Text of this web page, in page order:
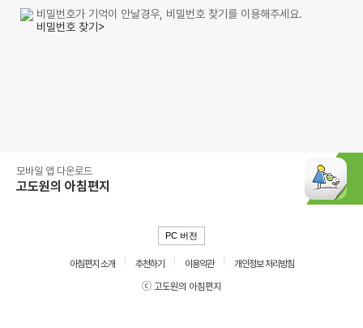
비밀번호가 기억이 안날경우, 비밀번호 찾기를 이용해주세요.
비밀번호 찾기>
모바일 앱 다운로드
고도원의 아침편지
PC 버전
아침편지 소개 추천하기 이용약관
개인정보 처리방침
ⓒ 고도원의 아침편지